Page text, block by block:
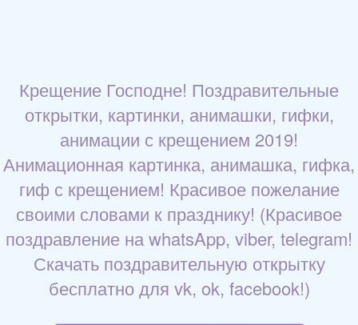
Крещение Господне! Поздравительные
открытки, картинки, анимашки, гифки,
анимации с крещением 2019!
Анимационная картинка, анимашка, гифка,
гиф с крещением! Красивое пожелание
своими словами к празднику! (Красивое
поздравление на whatsApp, viber, telegram!
Скачать поздравительную открытку
бесплатно для vk, ok, facebook!)